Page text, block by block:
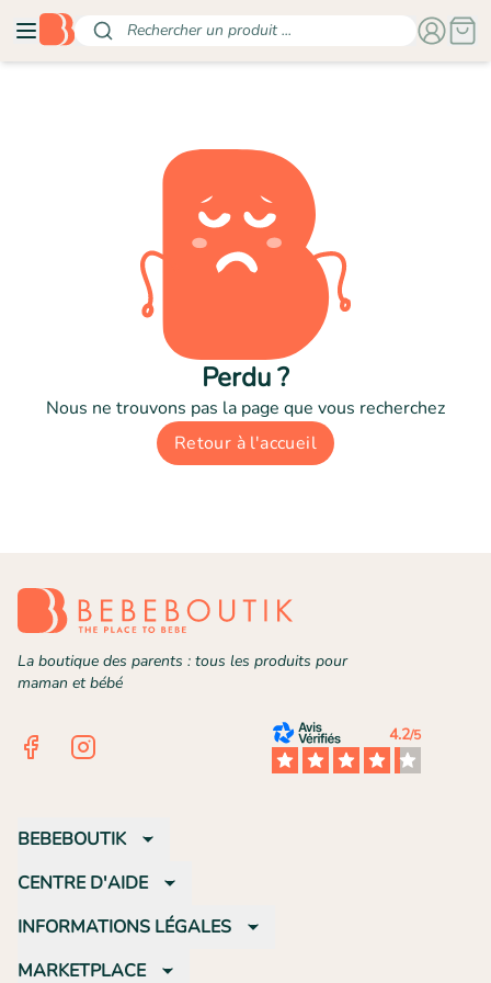
Rechercher un produit ...
Perdu ?
Nous ne trouvons pas la page que vous recherchez
Retour à l'accueil
La boutique des parents : tous les produits pour
maman et bébé
FacebookInstagram 4.2/5
BEBEBOUTIK
CENTRE D'AIDE
INFORMATIONS LÉGALES
MARKETPLACE